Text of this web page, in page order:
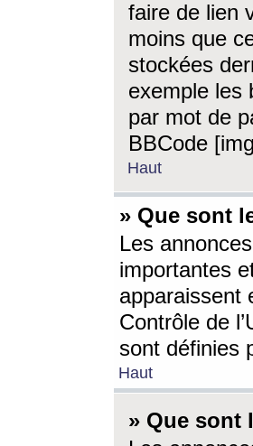
faire de lien
moins que
stockées
exemple les
par mot de
BBCode
Haut
» Que sont
Les
importantes
apparaissent
Contrôle de
sont définies
Haut
» Que sont